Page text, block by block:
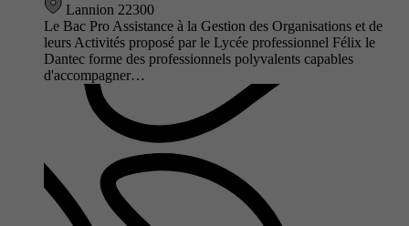
Lannion 22300
Le Bac Pro Assistance à la Gestion des Organisations et de
leurs Activités proposé par le Lycée professionnel Félix le
Dantec forme des professionnels polyvalents capables
d'accompagner…